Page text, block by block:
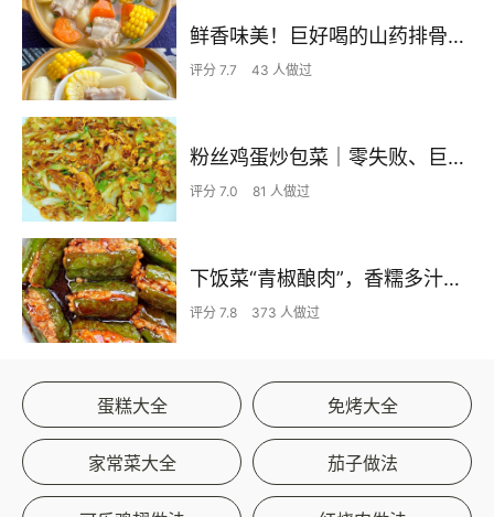
鲜香味美！巨好喝的山药排骨汤！！
评分 7.7 43 人做过
粉丝鸡蛋炒包菜｜零失败、巨下饭
评分 7.0 81 人做过
下饭菜“青椒酿肉”，香糯多汁鲜嫩下饭
评分 7.8 373 人做过
蛋糕大全 免烤大全
家常菜大全 茄子做法